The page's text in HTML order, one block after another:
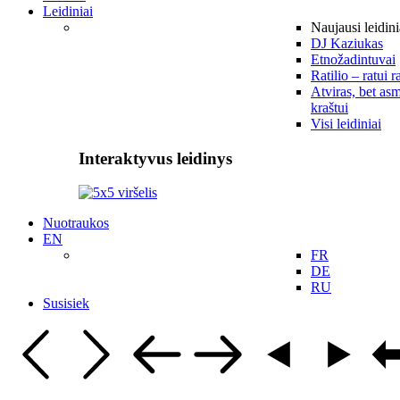
Leidiniai
Naujausi
DJ Kaziukas
Etnožadintuvai
Ratilio – ratui
Atviras, bet
kraštui
Visi leidiniai
Interaktyvus leidinys
Nuotraukos
EN
FR
DE
RU
Susisiek